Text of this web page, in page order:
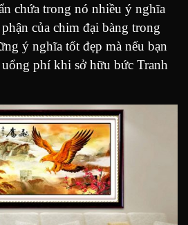
chứa trong nó nhiều ý nghĩa
của chim đại bàng trong
ý nghĩa tốt đẹp mà nếu bạn
phí khi sở hữu bức Tranh